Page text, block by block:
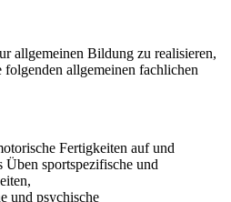
allgemeinen Bildung zu realisieren,
allgemeinen fachlichen
Fertigkeiten auf und
Üben sportspezifische und
und psychische